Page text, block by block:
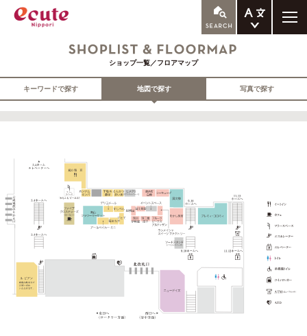
簡体中文
ショップ一覧／フロアマップ
キーワードで探す 地図で探す 写真で探す